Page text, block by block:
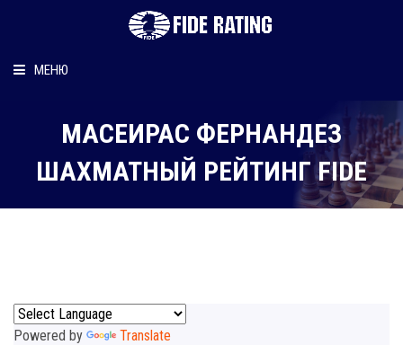
МЕНЮ
Рейтинг шахматиста
Персональный информер
МАCЕИРАС ФЕРНАНДЕЗ
ШАХМАТНЫЙ РЕЙТИНГ FIDE
Powered by Translate